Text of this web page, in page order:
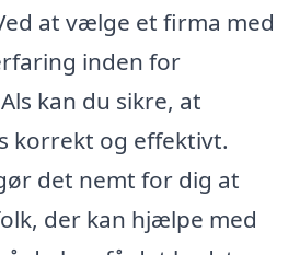
at vælge et firma med
inden for
kan du sikre, at
korrekt og effektivt.
det nemt for dig at
der kan hjælpe med